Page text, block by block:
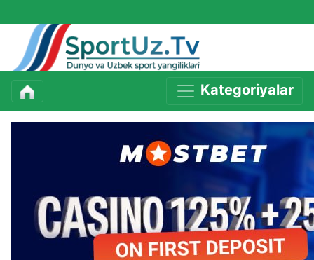
Kategoriyalar